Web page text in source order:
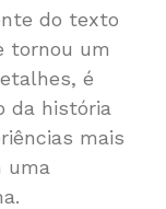
do texto
tornou um
é
da história
mais
uma